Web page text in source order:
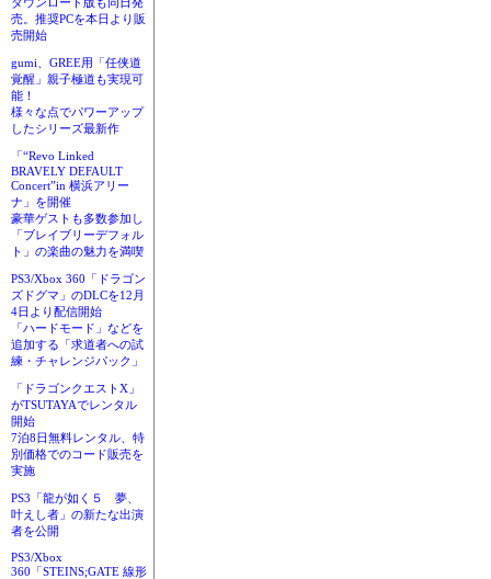
売。推奨PCを本日より販
売開始
gumi、GREE用「任侠道
覚醒」親子極道も実現可
能！
様々な点でパワーアップ
したシリーズ最新作
「“Revo Linked
BRAVELY DEFAULT
Concert”in 横浜アリー
ナ」を開催
豪華ゲストも多数参加し
「ブレイブリーデフォル
ト」の楽曲の魅力を満喫
PS3/Xbox 360「ドラゴン
ズドグマ」のDLCを12月
4日より配信開始
「ハードモード」などを
追加する「求道者への試
練・チャレンジパック」
「ドラゴンクエストX」
がTSUTAYAでレンタル
開始
7泊8日無料レンタル、特
別価格でのコード販売を
実施
PS3「龍が如く５ 夢、
叶えし者」の新たな出演
者を公開
PS3/Xbox
360「STEINS;GATE 線形